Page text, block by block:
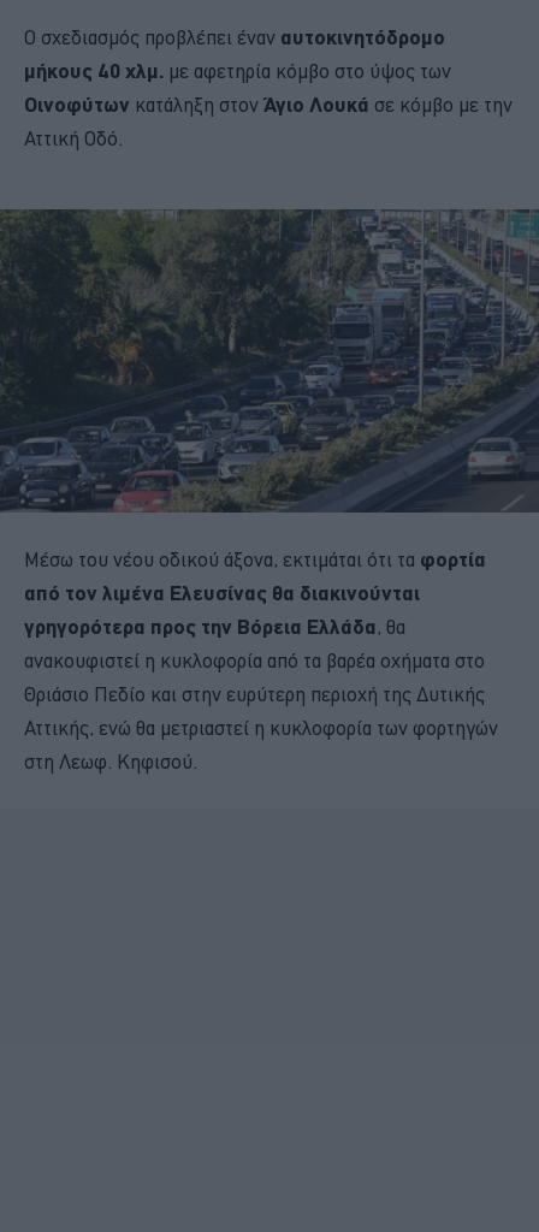
Ο σχεδιασμός προβλέπει έναν αυτοκινητόδρομο
μήκους 40 χλμ. με αφετηρία κόμβο στο ύψος των
Οινοφύτων κατάληξη στον Άγιο Λουκά σε κόμβο με την
Αττική Οδό.
Mέσω του νέου οδικού άξονα, εκτιμάται ότι τα φορτία
από τον λιμένα Ελευσίνας θα διακινούνται
γρηγορότερα προς την Βόρεια Ελλάδα, θα
ανακουφιστεί η κυκλοφορία από τα βαρέα οχήματα στο
Θριάσιο Πεδίο και στην ευρύτερη περιοχή της Δυτικής
Αττικής, ενώ θα μετριαστεί η κυκλοφορία των φορτηγών
στη Λεωφ. Κηφισού.